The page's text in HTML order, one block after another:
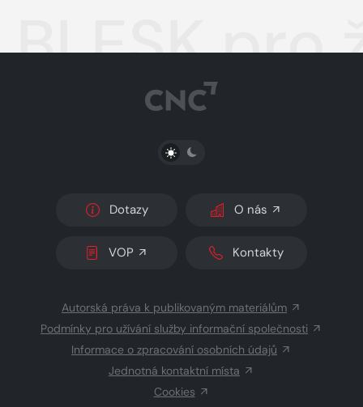
BLESK
PŘEPNOUT SVĚTLÝ/TMAVÝ REŽIM
Dotazy O nás
VOP Kontakty
Autorská práva k publikovaným materiálům
Podmínky pro užívání služby informační společnosti
Informace o zpracování osobních údajů
Jednotná kontaktní místa
Cookies